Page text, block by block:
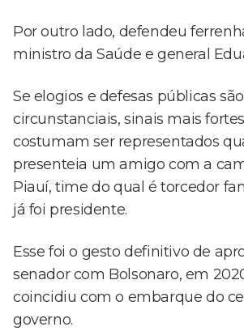
Por outro lado, defendeu
ministro da Saúde e general
Se elogios e defesas públicas são
circunstanciais, sinais mais
costumam ser representados
presenteia um amigo com a
Piauí, time do qual é torcedor
já foi presidente.
Esse foi o gesto definitivo de
senador com Bolsonaro, em
coincidiu com o embarque do
governo.